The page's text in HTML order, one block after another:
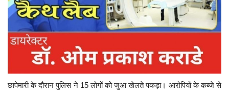
छापेमारी के दौरान पुलिस ने 15 लोगों को जुआ खेलते पकड़ा। आरोपियों के कब्जे से